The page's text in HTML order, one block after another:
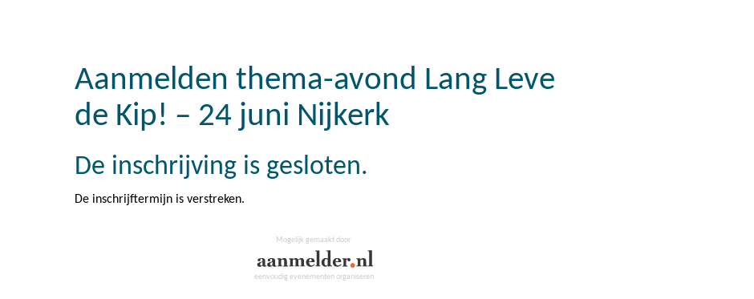
Aanmelden thema-avond Lang Leve
de Kip! – 24 juni Nijkerk
De inschrijving is gesloten.
De inschrijftermijn is verstreken.
Mogelijk gemaakt door
eenvoudig evenementen organiseren